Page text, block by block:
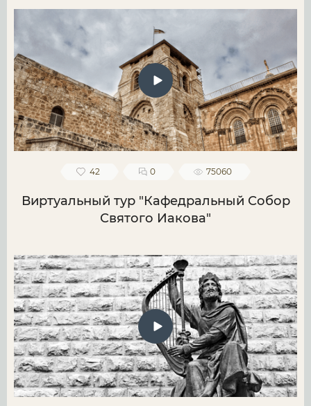
42 0 75060
Виртуальный тур "Кафедральный Собор
Святого Иакова"